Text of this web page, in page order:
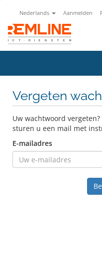
Nederlands Aanmelden
Vergeten
Uw wachtwoord
sturen u een mail met
E-mailadres